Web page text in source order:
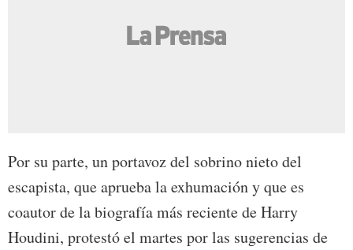
Por su parte, un portavoz del sobrino nieto del
escapista, que aprueba la exhumación y que es
coautor de la biografía más reciente de Harry
Houdini, protestó el martes por las sugerencias de